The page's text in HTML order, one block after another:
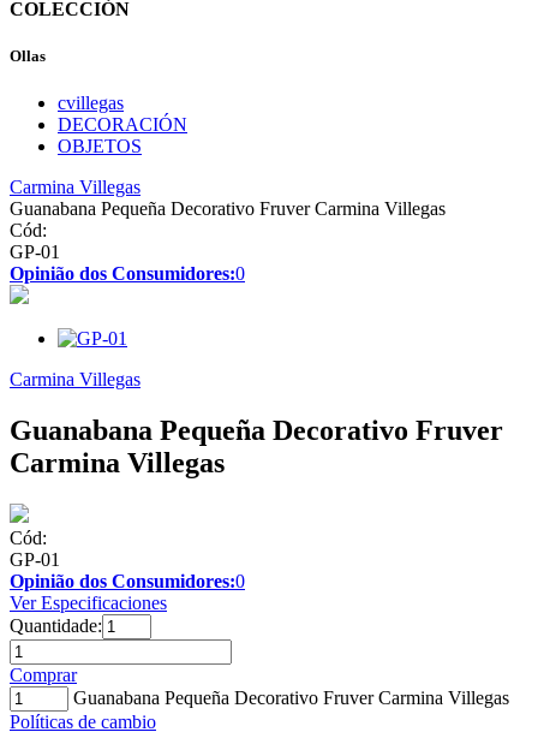
COLECCIÓN
Ollas
cvillegas
DECORACIÓN
OBJETOS
Carmina Villegas
Guanabana Pequeña Decorativo Fruver Carmina Villegas
Cód:
GP-01
Opinião dos Consumidores:0
Carmina Villegas
Guanabana Pequeña Decorativo Fruver
Carmina Villegas
Cód:
GP-01
Opinião dos Consumidores:0
Ver Especificaciones
Quantidade:
Comprar
Guanabana Pequeña Decorativo Fruver Carmina Villegas
Políticas de cambio